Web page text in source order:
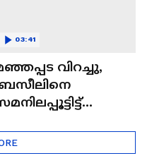
വിറച്ചു,
വേദിയിൽ
ഏഷ്യാനെറ്റ്
03:41